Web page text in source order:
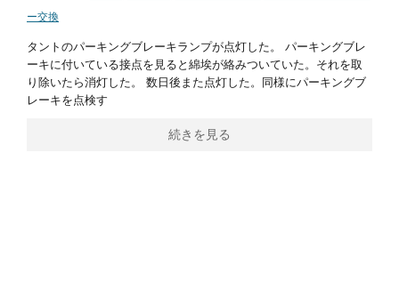
ー交換
タントのパーキングブレーキランプが点灯した。 パーキングブレ
ーキに付いている接点を見ると綿埃が絡みついていた。それを取
り除いたら消灯した。 数日後また点灯した。同様にパーキングブ
レーキを点検す
続きを見る